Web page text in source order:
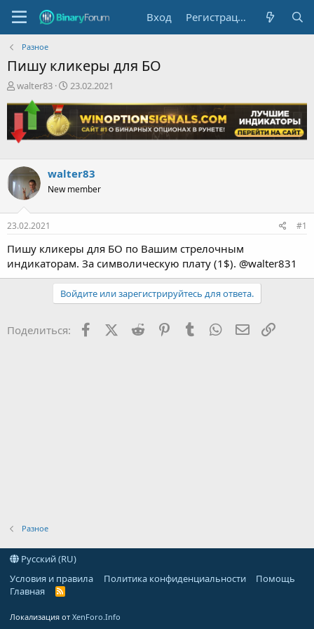
Вход Регистрация
Разное
Пишу кликеры для БО
А
т
м
ы
walter83
Д
а
н
а
л
23.02.2021
walter83
New member
23.02.2021 #1
Пишу кликеры для БО по Вашим стрелочным
индикаторам. За символическую плату (1$). @walter831
Войдите или зарегистрируйтесь для ответа.
Поделиться: FacebookX (Twitter)
Reddit PinterestTumblr WhatsApp
Разное
Русский (RU)
Условия и правила
Политика конфиденциальности
Помощь
Главная
R
Локализация от XenForo.Info